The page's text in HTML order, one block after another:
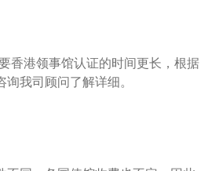
香港领事馆认证的时间更长，根据
我司顾问了解详细。